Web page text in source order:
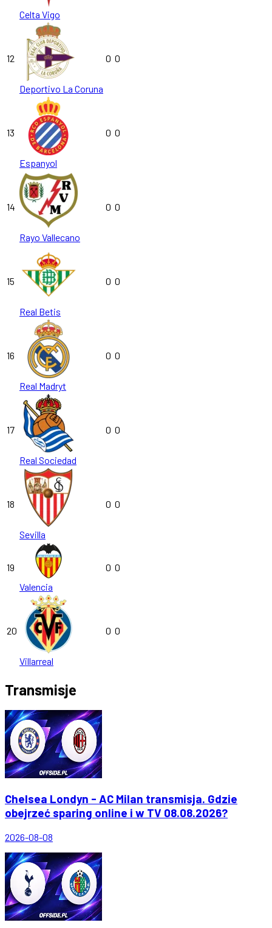
Celta Vigo
12
Deportivo La Coruna
0 0
13
Espanyol
0 0
14
Rayo Vallecano
0 0
15
Real Betis
0 0
16
Real Madryt
0 0
17
Real Sociedad
0 0
18
Sevilla
0 0
19
Valencia
0 0
20
Villarreal
0 0
Transmisje
Chelsea Londyn - AC Milan transmisja. Gdzie
obejrzeć sparing online i w TV 08.08.2026?
2026-08-08